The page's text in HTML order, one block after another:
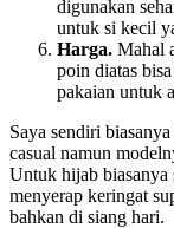
digunakan
untuk si kecil
Harga. Mahal
poin diatas
pakaian untuk
Saya sendiri
casual namun
Untuk hijab biasanya
menyerap keringat
bahkan di siang hari.